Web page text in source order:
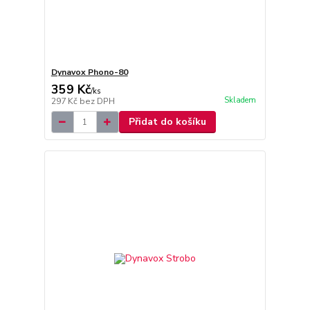
Dynavox Phono-80
359 Kč/ks
297 Kč bez DPH Skladem
Přidat do košíku